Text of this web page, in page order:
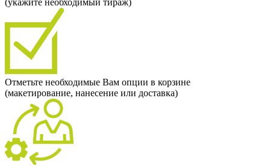
(укажите необходимый тираж)
Отметьте необходимые Вам опции в корзине
(макетирование, нанесение или доставка)